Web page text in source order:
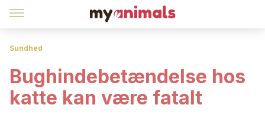
Sundhed
Bughindebetændelse hos
katte kan være fatalt